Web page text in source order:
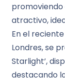
atractivo,
En el
Londres, se
Starlight’,
destacando